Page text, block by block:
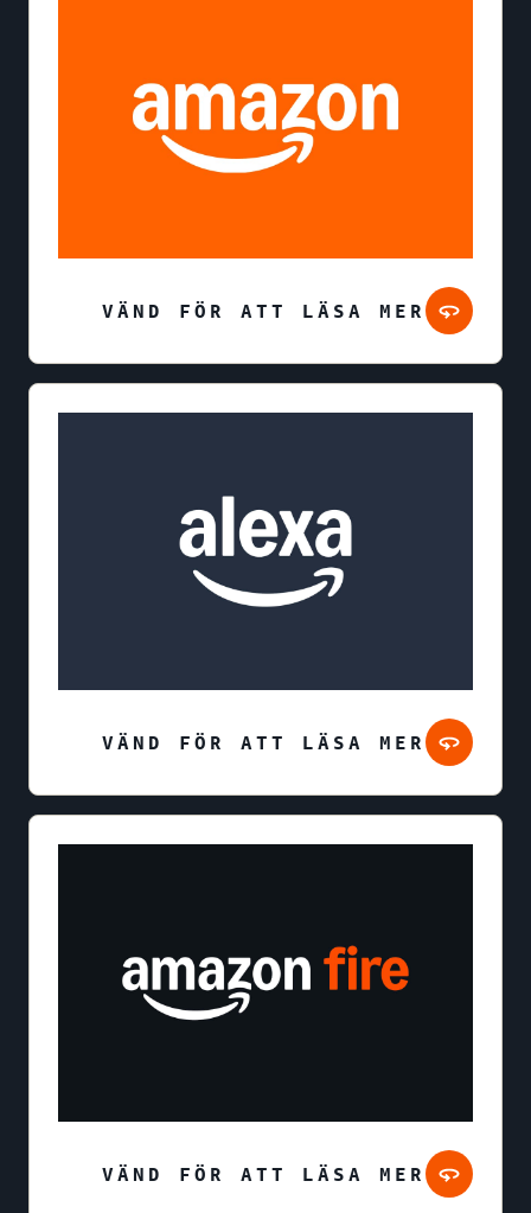
VÄND FÖR ATT LÄSA MER
VÄND FÖR ATT LÄSA MER
VÄND FÖR ATT LÄSA MER